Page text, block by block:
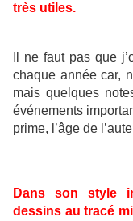
très utiles.
Il ne faut pas que
chaque année car,
mais quelques
événements
prime, l’âge de
Dans son style
dessins au tracé